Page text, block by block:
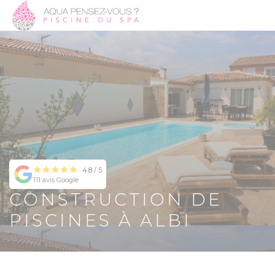
4.8 / 5
111 avis Google
CONSTRUCTION DE
PISCINES À ALBI